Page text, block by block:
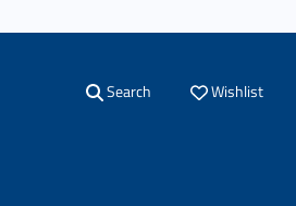
Search WishlistYou